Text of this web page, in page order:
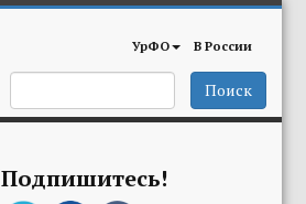
УрФО В России
Поиск
Подпишитесь!